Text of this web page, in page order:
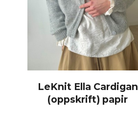
LeKnit Ella Cardigan
(oppskrift) papir